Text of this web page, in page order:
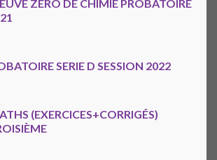
ZÉRO DE CHIMIE PROBATOIRE
SERIE D SESSION 2022
(EXERCICES+CORRIGÉS)